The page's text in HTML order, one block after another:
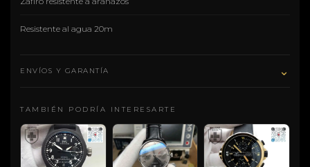
Resistente al agua 20m
ENVÍOS Y GARANTÍA ⌄
TAMBIÉN PODRÍA INTERESARTE